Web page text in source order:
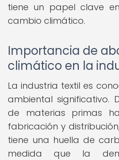
tiene un papel clave
cambio climático.
Importancia de
climático en la
La industria textil es
ambiental significativo.
de materias primas
fabricación y
tiene una huella de
medida que la